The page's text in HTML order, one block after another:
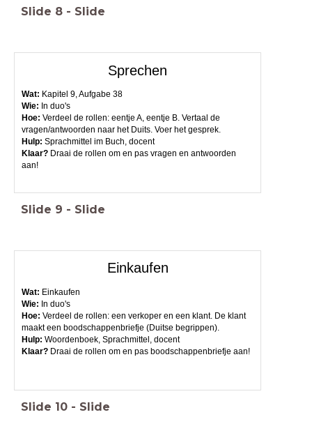
Slide 8 - Slide
Sprechen
Wat: Kapitel 9, Aufgabe 38
Wie: In duo's
Hoe: Verdeel de rollen: eentje A, eentje B. Vertaal de
vragen/antwoorden naar het Duits. Voer het gesprek.
Hulp: Sprachmittel im Buch, docent
Klaar?Draai de rollen om en pas vragen en antwoorden
aan!
Slide 9 - Slide
Einkaufen
Wat: Einkaufen
Wie: In duo's
Hoe: Verdeel de rollen: een verkoper en een klant. De klant
maakt een boodschappenbriefje (Duitse begrippen).
Hulp: Woordenboek, Sprachmittel, docent
Klaar?Draai de rollen om en pas boodschappenbriefje aan!
Slide 10 - Slide